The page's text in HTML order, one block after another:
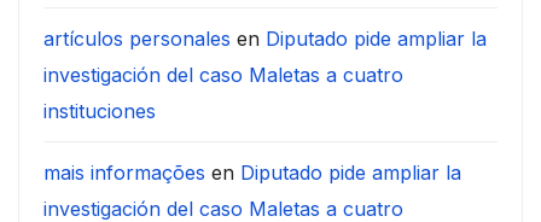
artículos personales en Diputado pide ampliar la
investigación del caso Maletas a cuatro
instituciones
mais informações en Diputado pide ampliar la
investigación del caso Maletas a cuatro